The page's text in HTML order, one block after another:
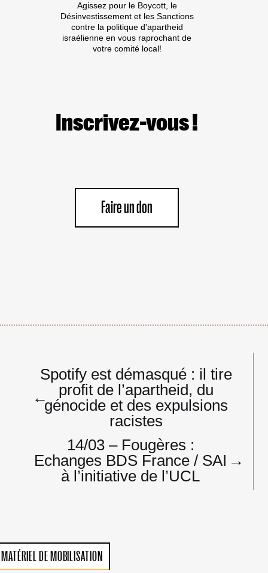
Agissez pour le Boycott, le
Désinvestissement et les Sanctions
contre la politique d'apartheid
israélienne en vous raprochant de
votre comité local!
Inscrivez-vous !
Faire un don
Navigation
de
l’article
←
Spotify est démasqué : il tire
profit de l’apartheid, du
génocide et des expulsions
racistes
14/03 – Fougères :
Echanges BDS France / SAI
à l’initiative de l’UCL
→
MATÉRIEL DE MOBILISATION